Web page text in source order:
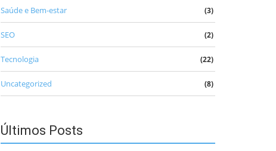
Saúde e Bem-estar (3)
SEO (2)
Tecnologia (22)
Uncategorized (8)
Últimos Posts